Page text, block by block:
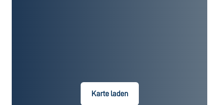
Karte laden